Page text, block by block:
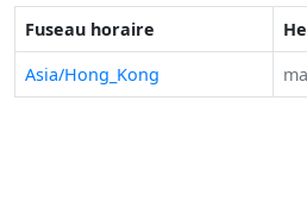
Fuseau horaire
Asia/Hong_Kong